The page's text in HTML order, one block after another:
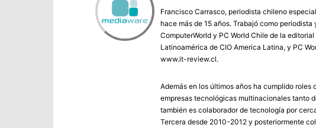
Francisco Carrasco, periodista chileno
hace más de 15 años. Trabajó como
ComputerWorld y PC World Chile de la
Latinoamérica de CIO America Latina, y PC
www.it-review.cl.
Además en los últimos años ha cumplido
empresas tecnológicas multinacionales tanto
también es colaborador de tecnología por
Tercera desde 2010-2012 y posteriormente